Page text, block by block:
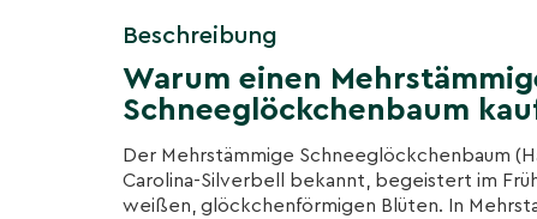
Beschreibung
Warum einen
Schneeglöckchenbaum
Der Mehrstämmige Schneeglöckchenbaum
Carolina-Silverbell bekannt, begeistert im
weißen, glöckchenförmigen Blüten. In